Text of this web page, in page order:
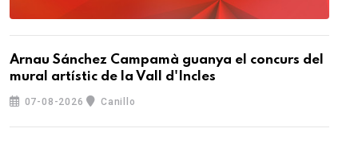
Arnau Sánchez Campamà guanya el concurs del
mural artístic de la Vall d'Incles
07-08-2026 Canillo